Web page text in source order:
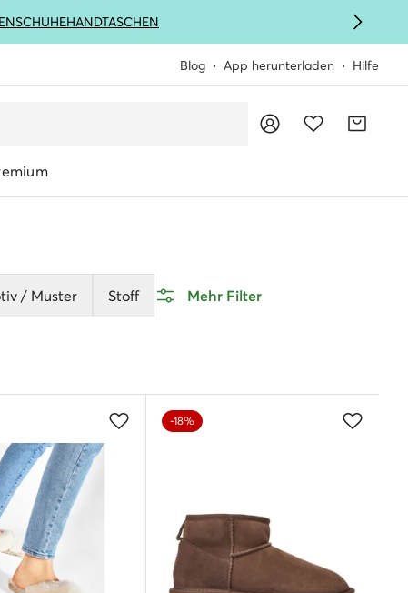
HANDTASCHEN
Blog App herunterladen Hilfe
/ Muster Stoff Mehr Filter
-18%